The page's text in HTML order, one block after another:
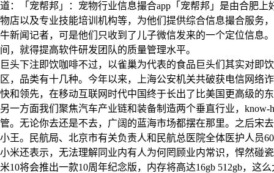
道：「宠帮邦」：宠物行业信息撮合app「宠帮邦」是由合肥
物店以及专业技能培训机构等，为他们提供综合信息撮合服务
牛新闻记者，可是他们只收到了儿子微信发来的一个定位信息
间，就得提高软件研发团队的质量管理水平。
巨头下注即饮咖啡不过，以雀巢为代表的食品巨头们其实对即
区，品类有十几种。今年以来，上海公安机关共破获电信网络
快和领先，在移动互联网时代中国终于长出了比美国更高级的
另一方面我们聚焦汽车产业链和装备制造两个垂直行业，
管。无论你去还是不去，广阔的蓝海市场都摆在那里。之后宋
小王。民航局、北京市有关负责人和民航总医院全体医护人员
小米还表示，无法理解同业内有人为何罔顾业内常识，悍然碰
米10将会推出一款10周年纪念版，内存将高达16gb 512gb，这